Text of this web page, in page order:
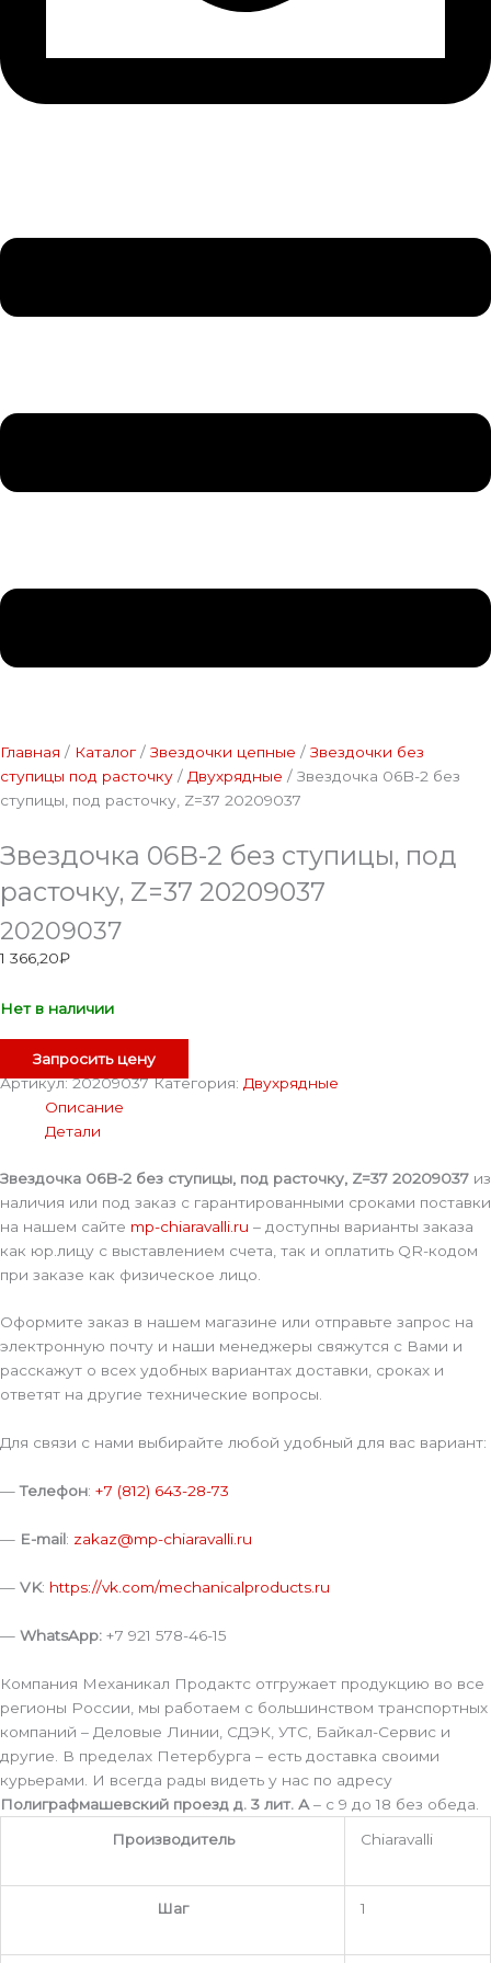
Главная / Каталог / Звездочки цепные / Звездочки без
ступицы под расточку / Двухрядные / Звездочка 06B-2 без
ступицы, под расточку, Z=37 20209037
Звездочка 06B-2 без ступицы, под
расточку, Z=37 20209037
20209037
1 366,20₽
Нет в наличии
Запросить цену
Артикул:20209037Категория: Двухрядные
Описание
Детали
Звездочка 06B-2 без ступицы, под расточку, Z=37 20209037 из
наличия или под заказ с гарантированными сроками поставки
на нашем сайте mp-chiaravalli.ru – доступны варианты заказа
как юр.лицу с выставлением счета, так и оплатить QR-кодом
при заказе как физическое лицо.
Оформите заказ в нашем магазине или отправьте запрос на
электронную почту и наши менеджеры свяжутся с Вами и
расскажут о всех удобных вариантах доставки, сроках и
ответят на другие технические вопросы.
Для связи с нами выбирайте любой удобный для вас вариант:
—Телефон: +7 (812) 643-28-73
— E-mail: zakaz@mp-chiaravalli.ru
— VK: https://vk.com/mechanicalproducts.ru
— WhatsApp: +7 921 578-46-15
Компания Механикал Продактс отгружает продукцию во все
регионы России, мы работаем с большинством транспортных
компаний – Деловые Линии, СДЭК, УТС, Байкал-Сервис и
другие. В пределах Петербурга – есть доставка своими
курьерами. И всегда рады видеть у нас по адресу
Полиграфмашевский проезд д. 3 лит. А – с 9 до 18 без обеда.
Производитель
Chiaravalli
Шаг 1